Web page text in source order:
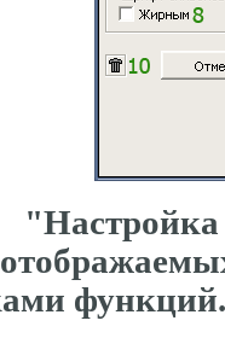
функций.